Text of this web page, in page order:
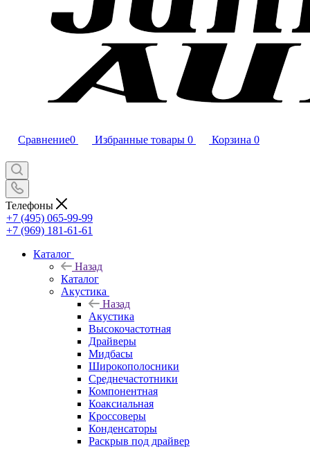
Сравнение0 Избранные товары 0 Корзина 0
Телефоны
+7 (495) 065-99-99
+7 (969) 181-61-61
Каталог
Назад
Каталог
Акустика
Назад
Акустика
Высокочастотная
Драйверы
Мидбасы
Широкополосники
Среднечастотники
Компонентная
Коаксиальная
Кроссоверы
Конденсаторы
Раскрыв под драйвер